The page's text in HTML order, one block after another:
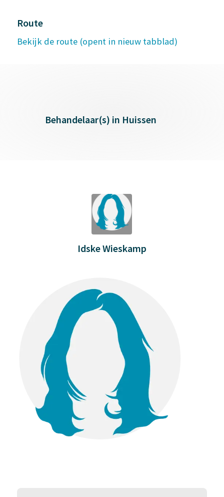
Route
Bekijk de route (opent in nieuw tabblad)
Behandelaar(s) in Huissen
Idske Wieskamp